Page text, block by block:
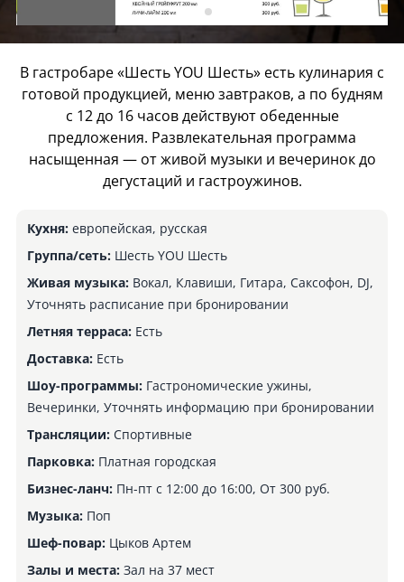
В гастробаре «Шесть YOU Шесть» есть кулинария с
готовой продукцией, меню завтраков, а по будням
с 12 до 16 часов действуют обеденные
предложения. Развлекательная программа
насыщенная — от живой музыки и вечеринок до
дегустаций и гастроужинов.
Кухня:европейская, русская
Группа/сеть:Шесть YOU Шесть
Живая музыка:Вокал, Клавиши, Гитара, Саксофон, DJ,
Уточнять расписание при бронировании
Летняя терраса:Есть
Доставка:Есть
Шоу-программы:Гастрономические ужины,
Вечеринки, Уточнять информацию при бронировании
Трансляции:Спортивные
Парковка:Платная городская
Бизнес-ланч:Пн-пт с 12:00 до 16:00, От 300 руб.
Музыка:Поп
Шеф-повар:Цыков Артем
Залы и места:Зал на 37 мест